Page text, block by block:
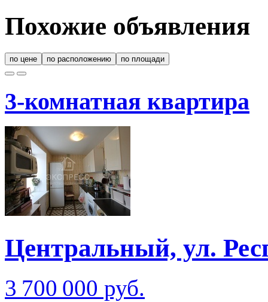
Похожие объявления
по цене по расположению по площади
3-комнатная квартира
Центральный, ул.
3 700 000 руб.